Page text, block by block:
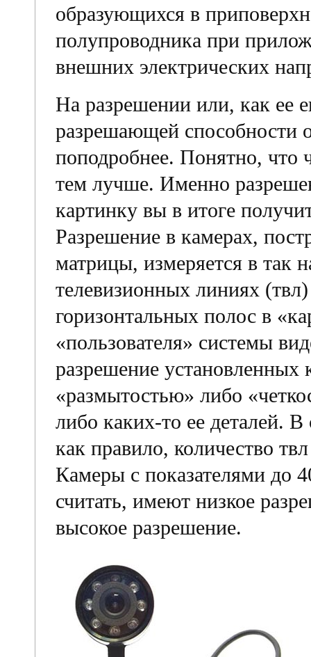
образующихся в
полупроводника при
внешних электрических
На разрешении или, как ее
разрешающей способности
поподробнее. Понятно, что
тем лучше. Именно
картинку вы в итоге
Разрешение в камерах,
матрицы, измеряется в так
телевизионных линиях
горизонтальных полос в
«пользователя» системы
разрешение установленных
«размытостью» либо
либо каких-то ее деталей.
как правило, количество
Камеры с показателями до
считать, имеют низкое
высокое разрешение.